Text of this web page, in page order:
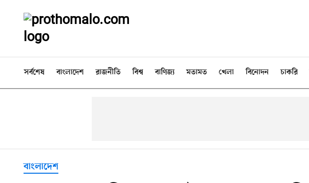
সর্বশেষ বাংলাদেশ রাজনীতি বিশ্ব বাণিজ্য মতামত খেলা বিনোদন চাকরি
বাংলাদেশ